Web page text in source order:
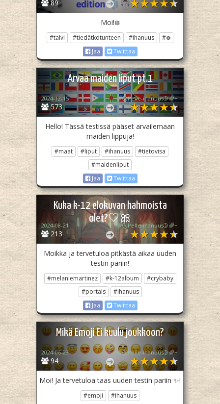
89
Moi!❄️
#talvi #tiedätkötunteen #ihanuus
#❄️
Jaa
Twiittaa
Arvaa maiden liput pt.1
573
2024-12-15 ~🌈🌜Pelle-ihanuus🌛🌈~
Hello! Tässä testissä pääset arvailemaan
maiden lippuja!
#maat #liput #ihanuus
#tietovisa
#maidenliput
Jaa
Twiittaa
Kuka k-12 elokuvan hahmoista
olet?🤍🎀
213
2024-08-21 ~🌈🌜Pelle-ihanuus🌛🌈~
Moikka ja tervetuloa pitkästä aikaa uuden
testin pariin!
#melaniemartinez #k-12album
#crybaby
#portals
#ihanuus
Jaa
Twiittaa
Mikä Emoji Ei kuulu joukkoon?
94
2024-06-23 ~🌈🌜Pelle-ihanuus🌛🌈~
Moi! Ja tervetuloa taas uuden testin pariin ✨!
#emoji
#ihanuus